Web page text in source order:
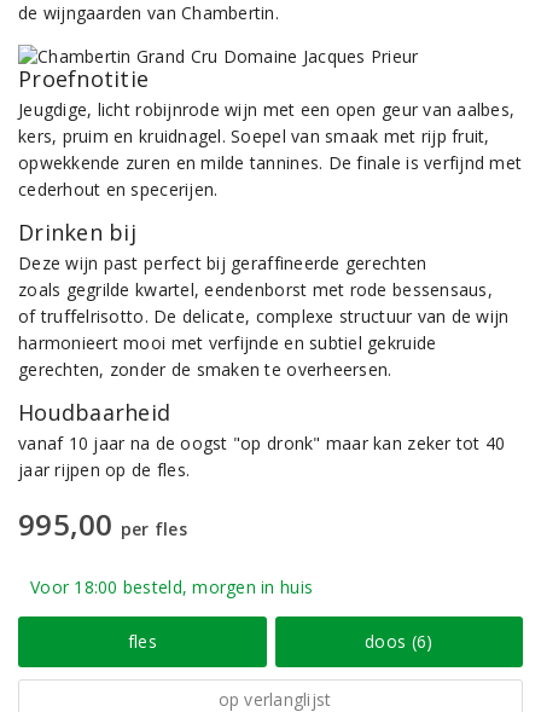
de wijngaarden van Chambertin.
Proefnotitie
Jeugdige, licht robijnrode wijn met een open geur van aalbes,
kers, pruim en kruidnagel. Soepel van smaak met rijp fruit,
opwekkende zuren en milde tannines. De finale is verfijnd met
cederhout en specerijen.
Drinken bij
Deze wijn past perfect bij geraffineerde gerechten
zoals gegrilde kwartel, eendenborst met rode bessensaus,
of truffelrisotto. De delicate, complexe structuur van de wijn
harmonieert mooi met verfijnde en subtiel gekruide
gerechten, zonder de smaken te overheersen.
Houdbaarheid
vanaf 10 jaar na de oogst "op dronk" maar kan zeker tot 40
jaar rijpen op de fles.
995,00 per fles
Voor 18:00 besteld, morgen in huis
fles doos (6)
op verlanglijst